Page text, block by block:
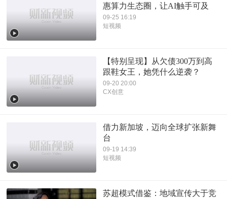
惠算力生态圈，让AI触手可及
09-25 16:19
短视频
【特别呈现】从欠债300万到高
跟鞋女王，她凭什么逆袭？
09-20 20:00
CX创意
借力新加坡，迈向全球扩张新舞
台
09-19 14:39
短视频
苏超模式借鉴：地域宣传大于竞